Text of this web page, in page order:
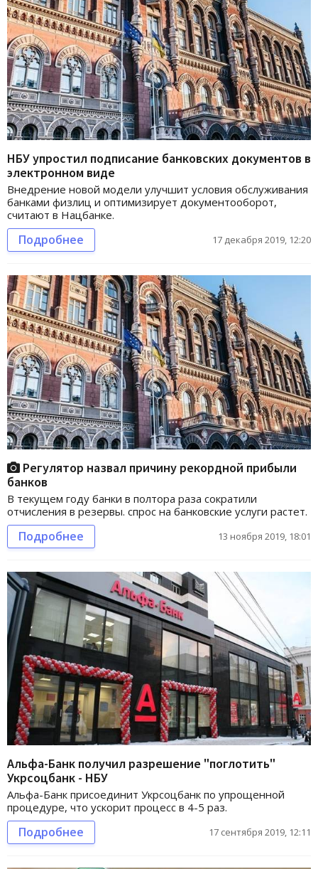
НБУ упростил подписание банковских документов в
электронном виде
Внедрение новой модели улучшит условия обслуживания
банками физлиц и оптимизирует документооборот,
считают в Нацбанке.
Подробнее 17 декабря 2019, 12:20
Регулятор назвал причину рекордной прибыли
банков
В текущем году банки в полтора раза сократили
отчисления в резервы. спрос на банковские услуги растет.
Подробнее 13 ноября 2019, 18:01
Альфа-Банк получил разрешение "поглотить"
Укрсоцбанк - НБУ
Альфа-Банк присоединит Укрсоцбанк по упрощенной
процедуре, что ускорит процесс в 4-5 раз.
Подробнее 17 сентября 2019, 12:11